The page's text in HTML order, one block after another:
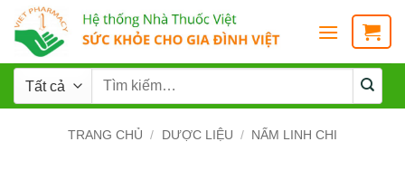
TRANG CHỦ / DƯỢC LIỆU / NẤM LINH CHI